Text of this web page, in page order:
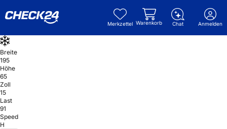
Merkzettel Warenkorb Chat Anmelden
Breite
195
Höhe
65
Zoll
15
Last
91
Speed
H